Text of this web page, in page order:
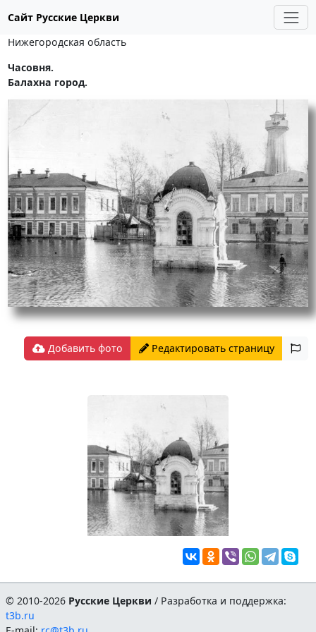
Сайт Русские Церкви
Нижегородская область
Часовня.
Балахна город.
Добавить фото Редактировать страницу
© 2010-2026 Русские Церкви / Разработка и поддержка:
t3b.ru